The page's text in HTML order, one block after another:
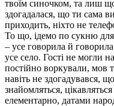
твоїм синочком, та лиш
здогадалася, що ти сама
приходить, ніхто не
То що, ідемо по сукню для
– усе говорила й
усе село. Гості не могли
постійно воркували, мов
навіть не здогадувався,
знайомляться,
елементарно, датами